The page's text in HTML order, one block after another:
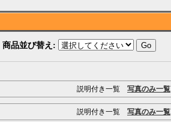
商品並び替え :
説明付き一覧 写真のみ一覧
説明付き一覧 写真のみ一覧